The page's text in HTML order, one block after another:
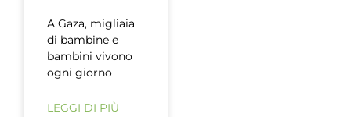
A Gaza, migliaia
di bambine e
bambini vivono
ogni giorno
LEGGI DI PIÙ